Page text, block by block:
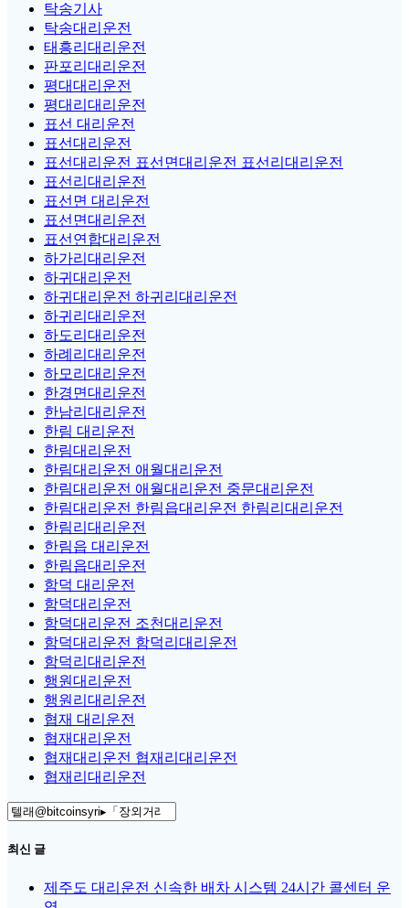
탁송기사
탁송대리운전
태흥리대리운전
판포리대리운전
평대대리운전
평대리대리운전
표선 대리운전
표선대리운전
표선대리운전 표선면대리운전 표선리대리운전
표선리대리운전
표선면 대리운전
표선면대리운전
표선연합대리운전
하가리대리운전
하귀대리운전
하귀대리운전 하귀리대리운전
하귀리대리운전
하도리대리운전
하례리대리운전
하모리대리운전
한경면대리운전
한남리대리운전
한림 대리운전
한림대리운전
한림대리운전 애월대리운전
한림대리운전 애월대리운전 중문대리운전
한림대리운전 한림읍대리운전 한림리대리운전
한림리대리운전
한림읍 대리운전
한림읍대리운전
함덕 대리운전
함덕대리운전
함덕대리운전 조천대리운전
함덕대리운전 함덕리대리운전
함덕리대리운전
행원대리운전
행원리대리운전
협재 대리운전
협재대리운전
협재대리운전 협재리대리운전
협재리대리운전
Search
for:
최신 글
제주도 대리운전 신속한 배차 시스템 24시간 콜센터 운